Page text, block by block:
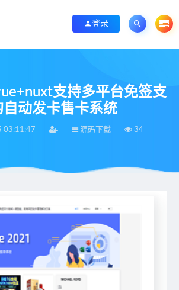
登录
支持多平台免签支
自动发卡售卡系统
03:11:47 源码下载 34